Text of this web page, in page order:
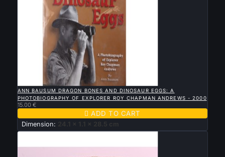
QUICK VIEW
ANN BAUSUM DRAGON BONES AND DINOSAUR EGGS: A
PHOTOBIOGRAPHY OF EXPLORER ROY CHAPMAN ANDREWS - 2000
15.00 €
 ADD TO CART
Dimension: 24.1 x 1.1 x 28.5 cm